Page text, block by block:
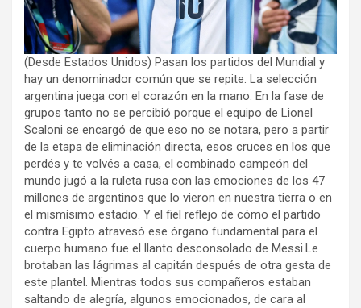
(Desde Estados Unidos) Pasan los partidos del Mundial y
hay un denominador común que se repite. La selección
argentina juega con el corazón en la mano. En la fase de
grupos tanto no se percibió porque el equipo de Lionel
Scaloni se encargó de que eso no se notara, pero a partir
de la etapa de eliminación directa, esos cruces en los que
perdés y te volvés a casa, el combinado campeón del
mundo jugó a la ruleta rusa con las emociones de los 47
millones de argentinos que lo vieron en nuestra tierra o en
el mismísimo estadio. Y el fiel reflejo de cómo el partido
contra Egipto atravesó ese órgano fundamental para el
cuerpo humano fue el llanto desconsolado de Messi.Le
brotaban las lágrimas al capitán después de otra gesta de
este plantel. Mientras todos sus compañeros estaban
saltando de alegría, algunos emocionados, de cara al